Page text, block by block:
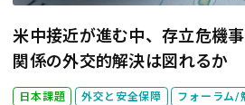
米中接近が進む中、存立危機
関係の外交的解決は図れるか
日本課題 外交と安全保障 フォーラム/